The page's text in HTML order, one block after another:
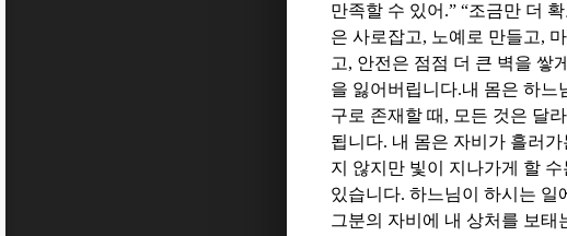
만족할 수 있어 .” “조금만 더
은 사로잡고, 노예로 만들고,
고, 안전은 점점 더 큰 벽을 쌓
을 잃어버립니다.내 몸은 하느
구로 존재할 때 , 모든 것은 달
됩니다. 내 몸은 자비가 흘러가
지 않지만 빛이 지나가게 할
있습니다. 하느님이 하시는 일
그분의 자비에 내 상처를 보태